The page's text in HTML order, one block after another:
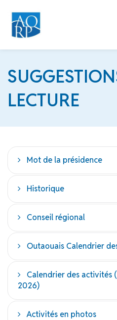
LECTURE
Mot de la présidence
Historique
Conseil régional
Outaouais Calendrier
Calendrier des activités
2026)
Activités en photos